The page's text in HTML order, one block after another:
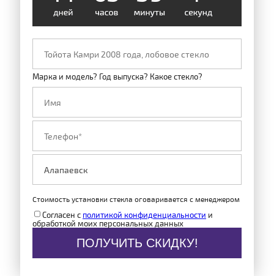
8
Марка и модель? Год выпуска? Какое стекло?
Стоимость установки стекла оговаривается с менеджером
Согласен с политикой конфиденциальности и
обработкой моих персональных данных
ПОЛУЧИТЬ СКИДКУ!